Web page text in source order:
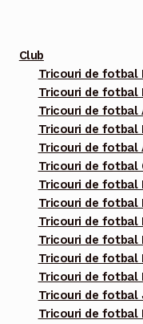
Club
Tricouri de fotbal
Tricouri de fotbal
Tricouri de fotbal
Tricouri de fotbal
Tricouri de fotbal
Tricouri de fotbal
Tricouri de fotbal
Tricouri de fotbal
Tricouri de fotbal
Tricouri de fotbal
Tricouri de fotbal
Tricouri de fotbal
Tricouri de fotbal
Tricouri de fotbal